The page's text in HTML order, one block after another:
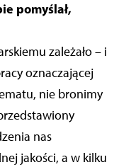
pomyślał,
zależało – i
oznaczającej
nie bronimy
nas
jakości, a w kilku